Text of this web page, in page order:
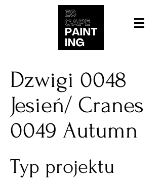
Dzwigi 0048
Jesień/ Cranes
0049 Autumn
Typ projektu